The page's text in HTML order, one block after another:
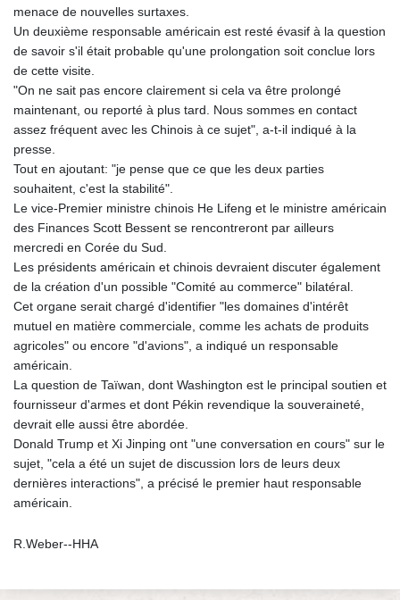
menace de nouvelles surtaxes.
Un deuxième responsable américain est resté évasif à la question
de savoir s'il était probable qu'une prolongation soit conclue lors
de cette visite.
"On ne sait pas encore clairement si cela va être prolongé
maintenant, ou reporté à plus tard. Nous sommes en contact
assez fréquent avec les Chinois à ce sujet", a-t-il indiqué à la
presse.
Tout en ajoutant: "je pense que ce que les deux parties
souhaitent, c'est la stabilité".
Le vice-Premier ministre chinois He Lifeng et le ministre américain
des Finances Scott Bessent se rencontreront par ailleurs
mercredi en Corée du Sud.
Les présidents américain et chinois devraient discuter également
de la création d'un possible "Comité au commerce" bilatéral.
Cet organe serait chargé d'identifier "les domaines d'intérêt
mutuel en matière commerciale, comme les achats de produits
agricoles" ou encore "d'avions", a indiqué un responsable
américain.
La question de Taïwan, dont Washington est le principal soutien et
fournisseur d'armes et dont Pékin revendique la souveraineté,
devrait elle aussi être abordée.
Donald Trump et Xi Jinping ont "une conversation en cours" sur le
sujet, "cela a été un sujet de discussion lors de leurs deux
dernières interactions", a précisé le premier haut responsable
américain.
R.Weber--HHA